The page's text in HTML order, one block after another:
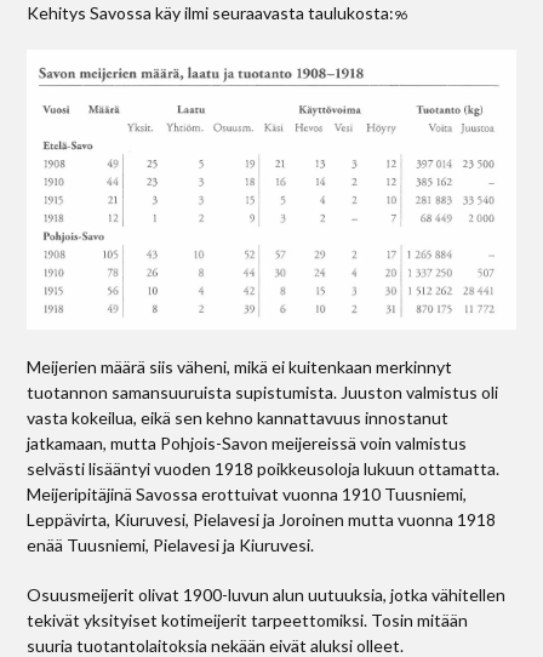
Kehitys Savossa käy ilmi seuraavasta taulukosta:96
Meijerien määrä siis väheni, mikä ei kuitenkaan merkinnyt
tuotannon samansuuruista supistumista. Juuston valmistus oli
vasta kokeilua, eikä sen kehno kannattavuus innostanut
jatkamaan, mutta Pohjois-Savon meijereissä voin valmistus
selvästi lisääntyi vuoden 1918 poikkeusoloja lukuun ottamatta.
Meijeripitäjinä Savossa erottuivat vuonna 1910 Tuusniemi,
Leppävirta, Kiuruvesi, Pielavesi ja Joroinen mutta vuonna 1918
enää Tuusniemi, Pielavesi ja Kiuruvesi.
Osuusmeijerit olivat 1900-luvun alun uutuuksia, jotka vähitellen
tekivät yksityiset kotimeijerit tarpeettomiksi. Tosin mitään
suuria tuotantolaitoksia nekään eivät aluksi olleet.